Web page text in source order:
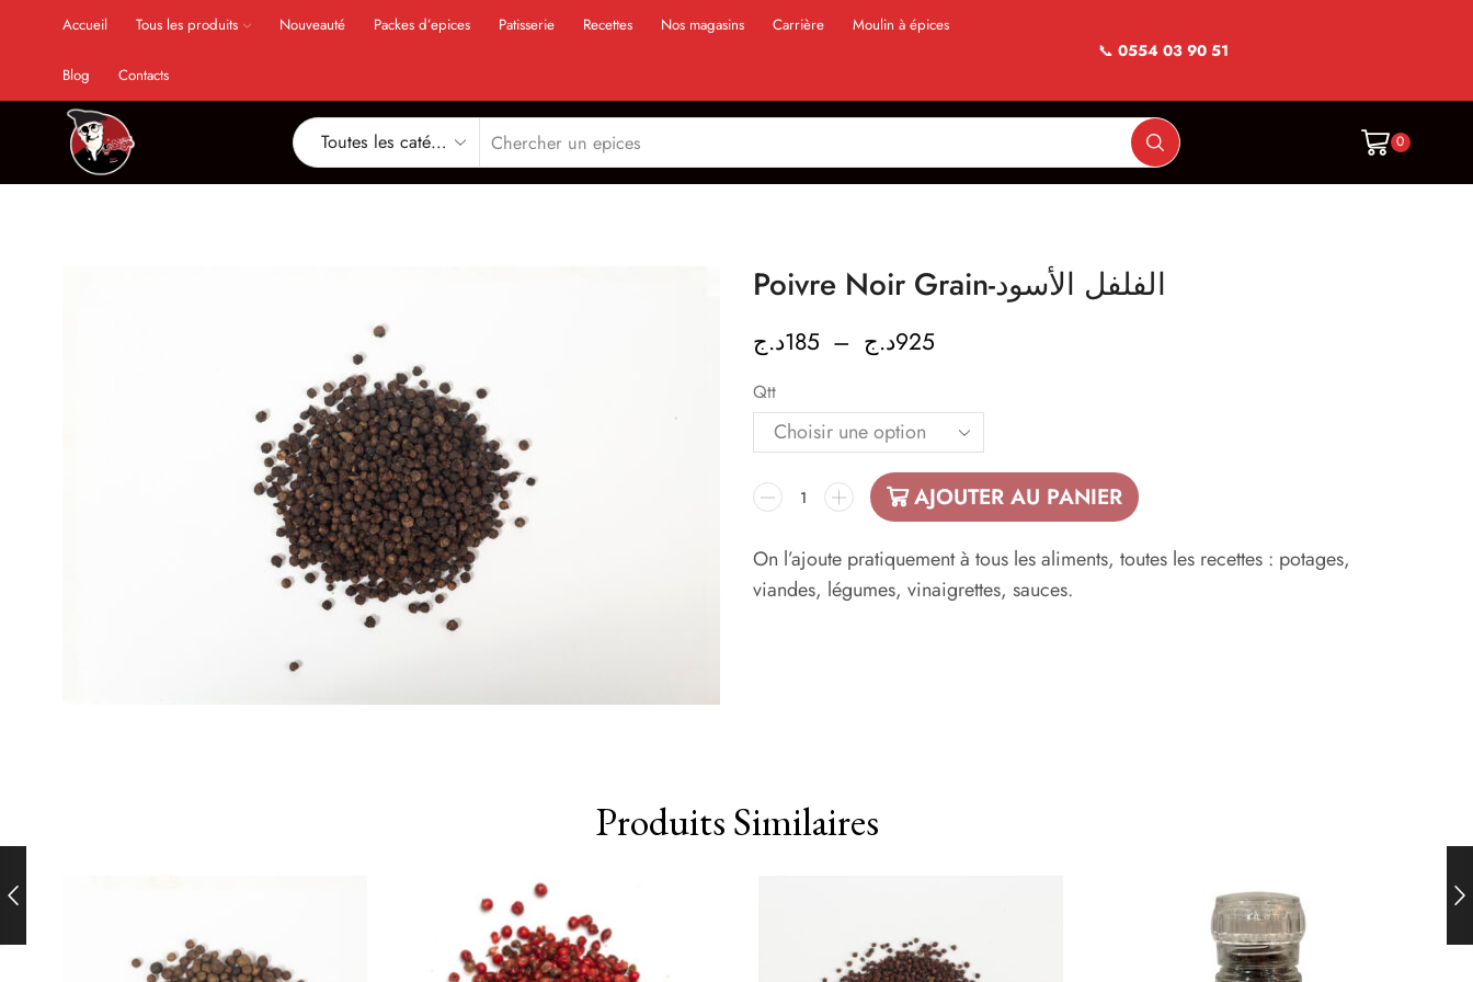
Accueil Tous les produits Nouveauté Packes d’epices Patisserie Recettes Nos magasins Carrière Moulin à épices
Blog Contacts
📞 0554 03 90 51
0
Poivre Noir Grain-الفلفل الأسود
185د.ج – 925د.ج
Qtt
AJOUTER AU PANIER
On l’ajoute pratiquement à tous les aliments, toutes les recettes : potages,
viandes, légumes, vinaigrettes, sauces.
Produits Similaires